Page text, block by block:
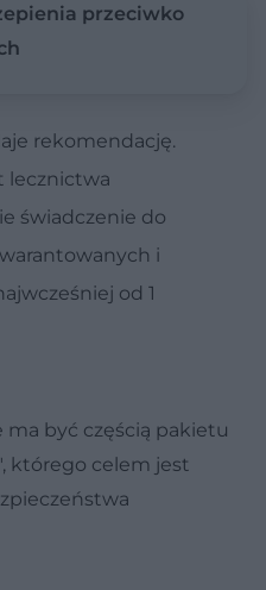
przeciwko
rekomendację.
lecznictwa
świadczenie do
i
od 1
ma być częścią pakietu
którego celem jest